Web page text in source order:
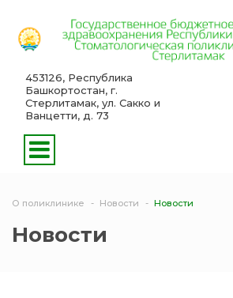
453126, Республика
Башкортостан, г.
Стерлитамак, ул. Сакко и
Ванцетти, д. 73
О поликлинике Новости Новости
Новости